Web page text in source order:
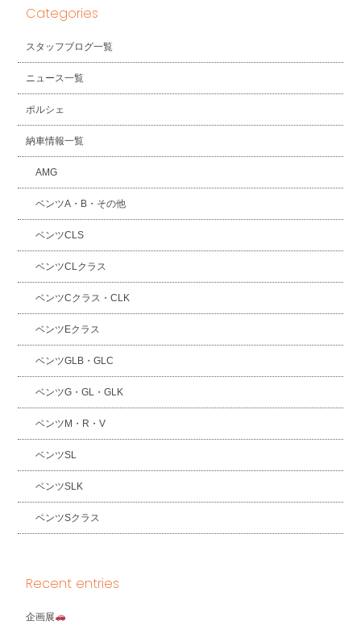
Categories
スタッフブログ一覧
ニュース一覧
ポルシェ
納車情報一覧
AMG
ベンツA・B・その他
ベンツCLS
ベンツCLクラス
ベンツCクラス・CLK
ベンツEクラス
ベンツGLB・GLC
ベンツG・GL・GLK
ベンツM・R・V
ベンツSL
ベンツSLK
ベンツSクラス
Recent entries
企画展